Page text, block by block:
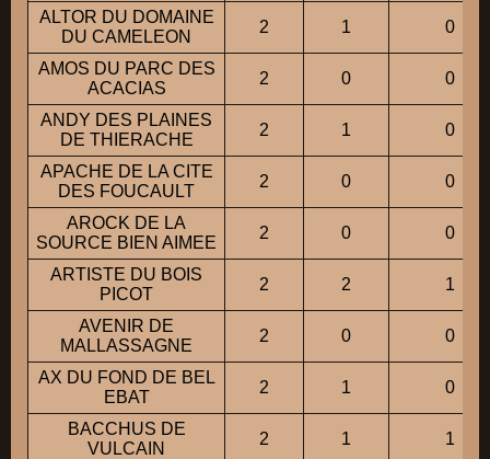
ALTOR DU DOMAINE
DU CAMELEON
2 1 0
AMOS DU PARC DES
ACACIAS
2 0 0
ANDY DES PLAINES
DE THIERACHE
2 1 0
APACHE DE LA CITE
DES FOUCAULT
2 0 0
AROCK DE LA
SOURCE BIEN AIMEE
2 0 0
ARTISTE DU BOIS
PICOT
2 2 1
AVENIR DE
MALLASSAGNE
2 0 0
AX DU FOND DE BEL
EBAT
2 1 0
BACCHUS DE
VULCAIN
2 1 1